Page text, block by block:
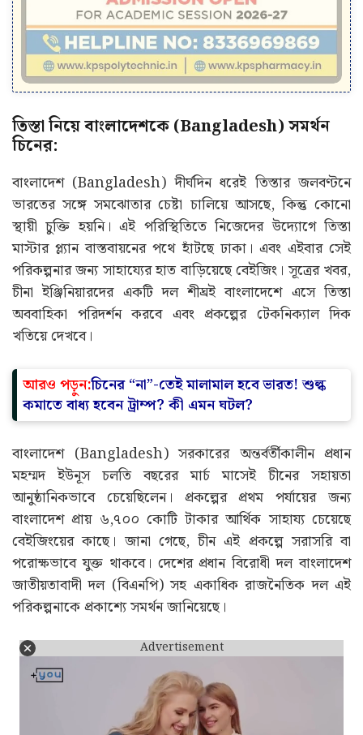
তিস্তা নিয়ে বাংলাদেশকে (Bangladesh) সমর্থন
চিনের:
বাংলাদেশ (Bangladesh) দীর্ঘদিন ধরেই তিস্তার জলবণ্টনে
ভারতের সঙ্গে সমঝোতার চেষ্টা চালিয়ে আসছে, কিন্তু কোনো
স্থায়ী চুক্তি হয়নি। এই পরিস্থিতিতে নিজেদের উদ্যোগে তিস্তা
মাস্টার প্ল্যান বাস্তবায়নের পথে হাঁটছে ঢাকা। এবং এইবার সেই
পরিকল্পনার জন্য সাহায্যের হাত বাড়িয়েছে বেইজিং। সূত্রের খবর,
চীনা ইঞ্জিনিয়ারদের একটি দল শীঘ্রই বাংলাদেশে এসে তিস্তা
অববাহিকা পরিদর্শন করবে এবং প্রকল্পের টেকনিক্যাল দিক
খতিয়ে দেখবে।
আরও পড়ুন:চিনের “না”-তেই মালামাল হবে ভারত! শুল্ক
কমাতে বাধ্য হবেন ট্রাম্প? কী এমন ঘটল?
বাংলাদেশ (Bangladesh) সরকারের অন্তর্বর্তীকালীন প্রধান
মহম্মদ ইউনূস চলতি বছরের মার্চ মাসেই চীনের সহায়তা
আনুষ্ঠানিকভাবে চেয়েছিলেন। প্রকল্পের প্রথম পর্যায়ের জন্য
বাংলাদেশ প্রায় ৬,৭০০ কোটি টাকার আর্থিক সাহায্য চেয়েছে
বেইজিংয়ের কাছে। জানা গেছে, চীন এই প্রকল্পে সরাসরি বা
পরোক্ষভাবে যুক্ত থাকবে। দেশের প্রধান বিরোধী দল বাংলাদেশ
জাতীয়তাবাদী দল (বিএনপি) সহ একাধিক রাজনৈতিক দল এই
পরিকল্পনাকে প্রকাশ্যে সমর্থন জানিয়েছে।
Advertisement